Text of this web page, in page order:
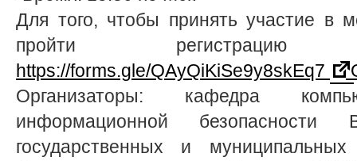
Для того, чтобы принять участие в
пройти
https://forms.gle/QAyQiKiSe9y8skEq7
Организаторы: кафедра
информационной
государственных и